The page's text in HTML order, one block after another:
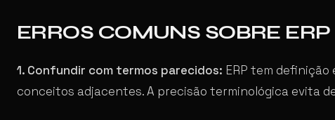
ERROS COMUNS SOBRE ERP
1. Confundir com termos parecidos: ERP tem
conceitos adjacentes. A precisão terminológica evita